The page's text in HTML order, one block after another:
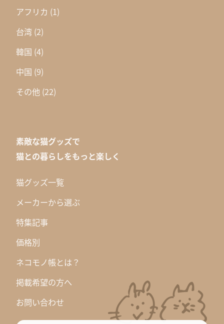
アフリカ (1)
台湾 (2)
韓国 (4)
中国 (9)
その他 (22)
素敵な猫グッズで
猫との暮らしをもっと楽しく
猫グッズ一覧
メーカーから選ぶ
特集記事
価格別
ネコモノ帳とは？
掲載希望の方へ
お問い合わせ